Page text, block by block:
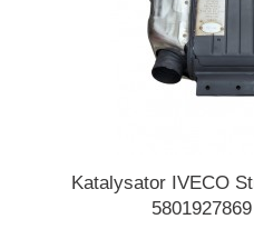
Katalysator IVECO